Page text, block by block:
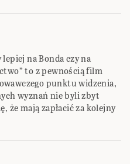
na Bonda czy na
to z pewnością film
punktu widzenia,
wyznań nie byli zbyt
że mają zapłacić za kolejny